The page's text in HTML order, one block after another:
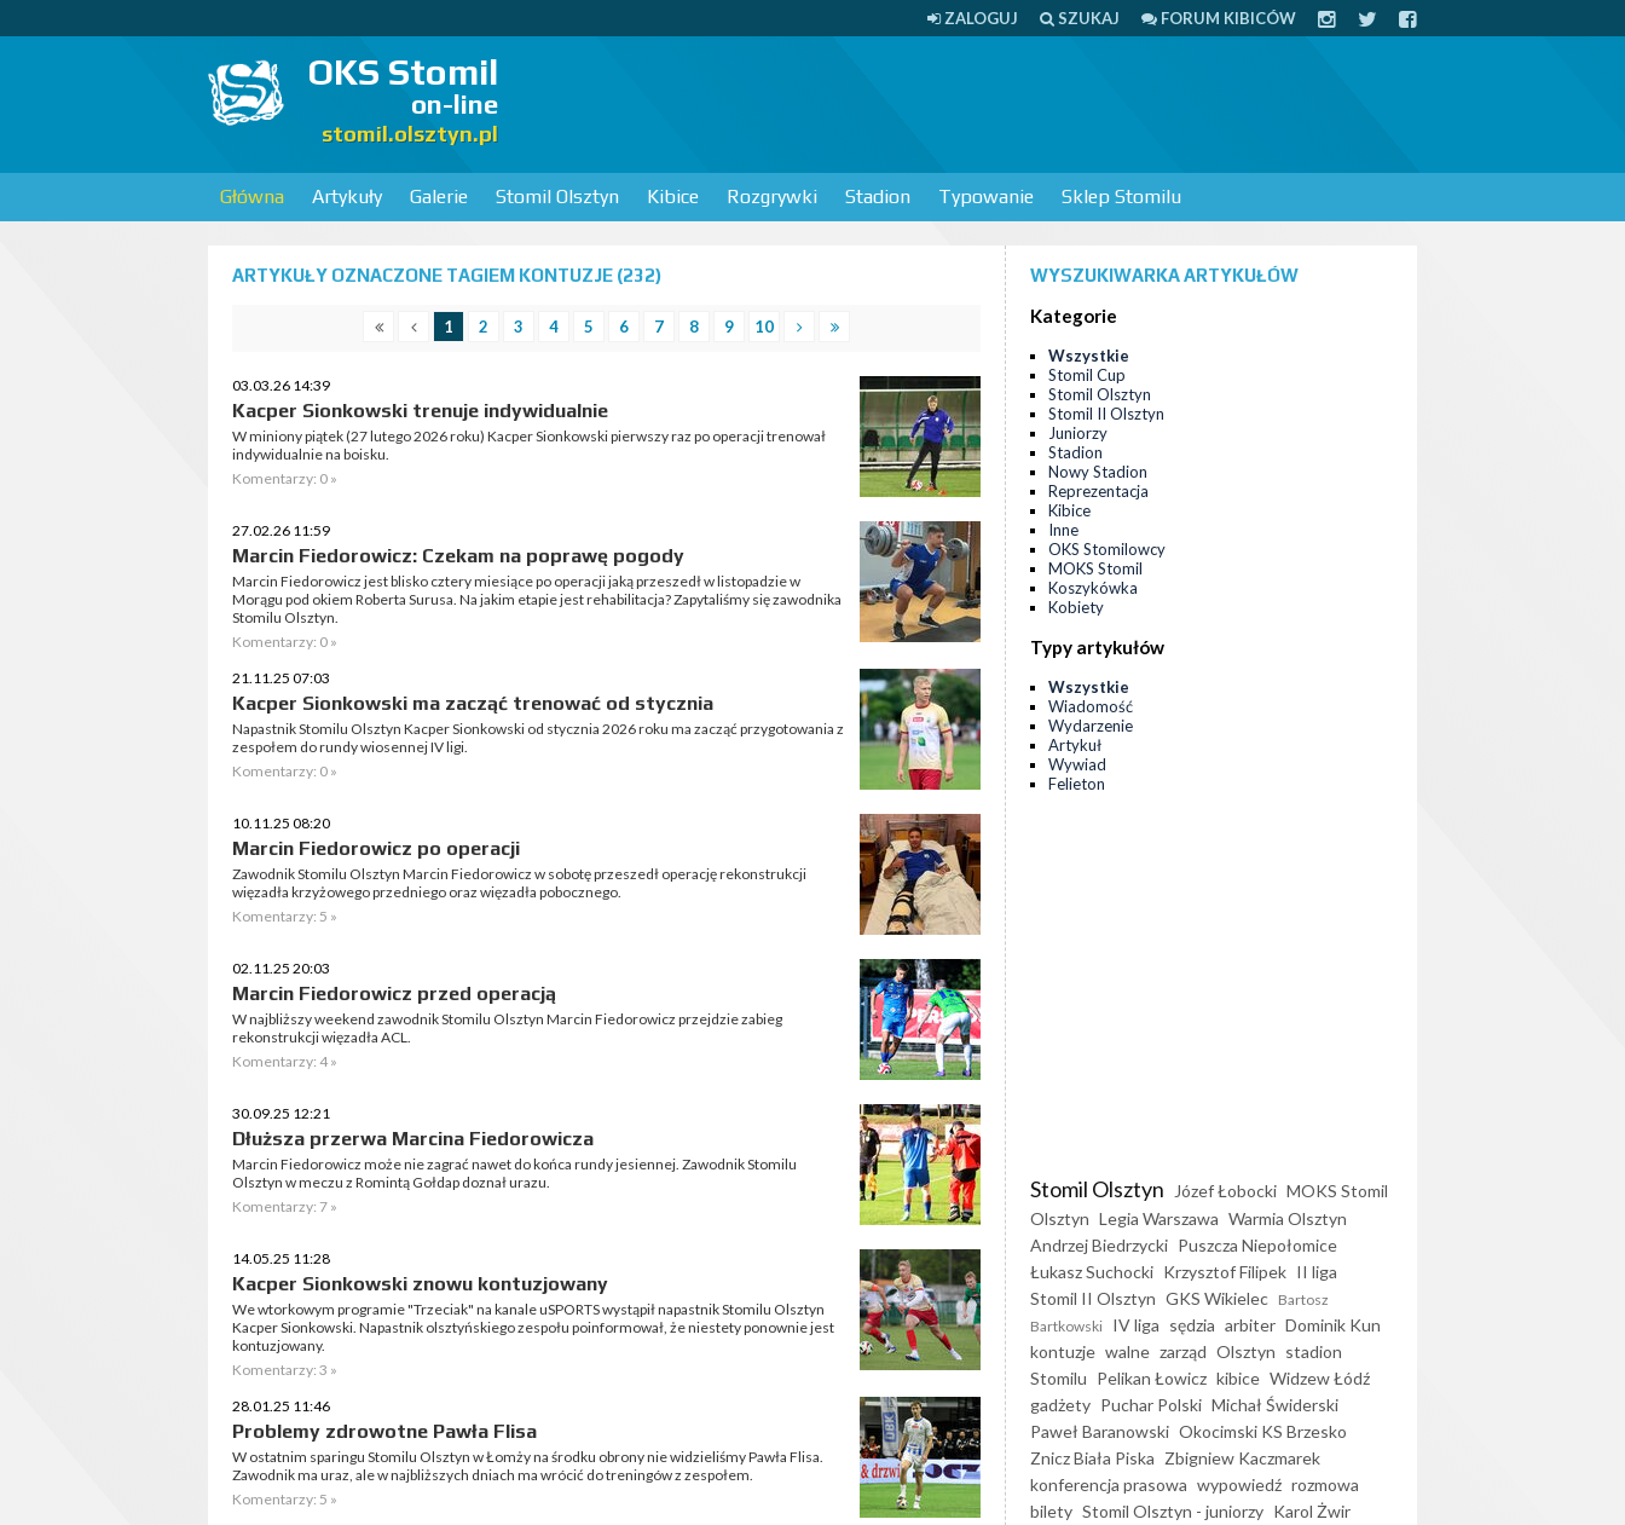
ZALOGUJ SZUKAJ FORUM KIBICÓW
OKS Stomil
on-line
stomil.olsztyn.pl
Główna Artykuły Galerie Stomil Olsztyn Kibice Rozgrywki Stadion Typowanie Sklep Stomilu
ARTYKUŁY OZNACZONE TAGIEM KONTUZJE (232)
1 2 3 4 5 6 7 8 9 10
03.03.26 14:39
Kacper Sionkowski trenuje indywidualnie
W miniony piątek (27 lutego 2026 roku) Kacper Sionkowski pierwszy raz po operacji trenował
indywidualnie na boisku.
Komentarzy: 0 »
27.02.26 11:59
Marcin Fiedorowicz: Czekam na poprawę pogody
Marcin Fiedorowicz jest blisko cztery miesiące po operacji jaką przeszedł w listopadzie w
Morągu pod okiem Roberta Surusa. Na jakim etapie jest rehabilitacja? Zapytaliśmy się zawodnika
Stomilu Olsztyn.
Komentarzy: 0 »
21.11.25 07:03
Kacper Sionkowski ma zacząć trenować od stycznia
Napastnik Stomilu Olsztyn Kacper Sionkowski od stycznia 2026 roku ma zacząć przygotowania z
zespołem do rundy wiosennej IV ligi.
Komentarzy: 0 »
10.11.25 08:20
Marcin Fiedorowicz po operacji
Zawodnik Stomilu Olsztyn Marcin Fiedorowicz w sobotę przeszedł operację rekonstrukcji
więzadła krzyżowego przedniego oraz więzadła pobocznego.
Komentarzy: 5 »
02.11.25 20:03
Marcin Fiedorowicz przed operacją
W najbliższy weekend zawodnik Stomilu Olsztyn Marcin Fiedorowicz przejdzie zabieg
rekonstrukcji więzadła ACL.
Komentarzy: 4 »
30.09.25 12:21
Dłuższa przerwa Marcina Fiedorowicza
Marcin Fiedorowicz może nie zagrać nawet do końca rundy jesiennej. Zawodnik Stomilu
Olsztyn w meczu z Romintą Gołdap doznał urazu.
Komentarzy: 7 »
14.05.25 11:28
Kacper Sionkowski znowu kontuzjowany
We wtorkowym programie "Trzeciak" na kanale uSPORTS wystąpił napastnik Stomilu Olsztyn
Kacper Sionkowski. Napastnik olsztyńskiego zespołu poinformował, że niestety ponownie jest
kontuzjowany.
Komentarzy: 3 »
28.01.25 11:46
Problemy zdrowotne Pawła Flisa
W ostatnim sparingu Stomilu Olsztyn w Łomży na środku obrony nie widzieliśmy Pawła Flisa.
Zawodnik ma uraz, ale w najbliższych dniach ma wrócić do treningów z zespołem.
Komentarzy: 5 »
WYSZUKIWARKA ARTYKUŁÓW
Kategorie
Wszystkie
Stomil Cup
Stomil Olsztyn
Stomil II Olsztyn
Juniorzy
Stadion
Nowy Stadion
Reprezentacja
Kibice
Inne
OKS Stomilowcy
MOKS Stomil
Koszykówka
Kobiety
Typy artykułów
Wszystkie
Wiadomość
Wydarzenie
Artykuł
Wywiad
Felieton
Stomil Olsztyn Józef Łobocki MOKS Stomil
Olsztyn Legia Warszawa Warmia Olsztyn
Andrzej Biedrzycki Puszcza Niepołomice
Łukasz Suchocki Krzysztof Filipek II liga
Stomil II Olsztyn GKS Wikielec Bartosz
Bartkowski IV liga sędzia arbiter Dominik Kun
kontuzje walne zarząd Olsztyn stadion
Stomilu Pelikan Łowicz kibice Widzew Łódź
gadżety Puchar Polski Michał Świderski
Paweł Baranowski Okocimski KS Brzesko
Znicz Biała Piska Zbigniew Kaczmarek
konferencja prasowa wypowiedź rozmowa
bilety Stomil Olsztyn - juniorzy Karol Żwir